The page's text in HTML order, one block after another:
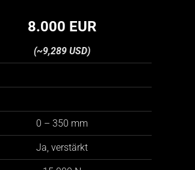
8.000 EUR
(~9,289 USD)
0 – 350 mm
Ja, verstärkt